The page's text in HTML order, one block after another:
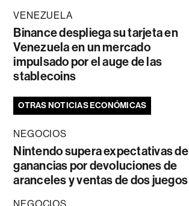
VENEZUELA
Binance despliega su tarjeta en
Venezuela en un mercado
impulsado por el auge de las
stablecoins
OTRAS NOTICIAS ECONÓMICAS
NEGOCIOS
Nintendo supera expectativas de
ganancias por devoluciones de
aranceles y ventas de dos juegos